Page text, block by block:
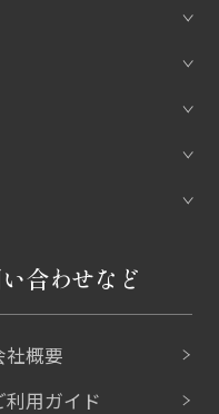
合わせなど
社概要
利用ガイド